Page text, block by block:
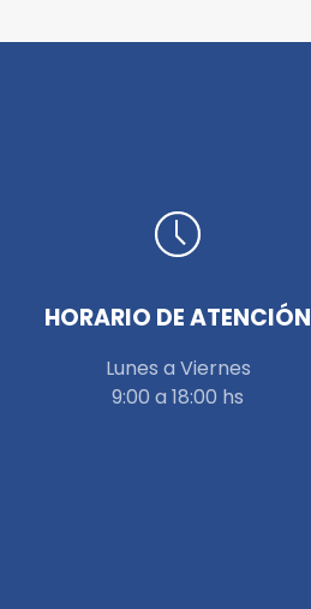
HORARIO DE ATENCIÓN
Lunes a Viernes
9:00 a 18:00 hs